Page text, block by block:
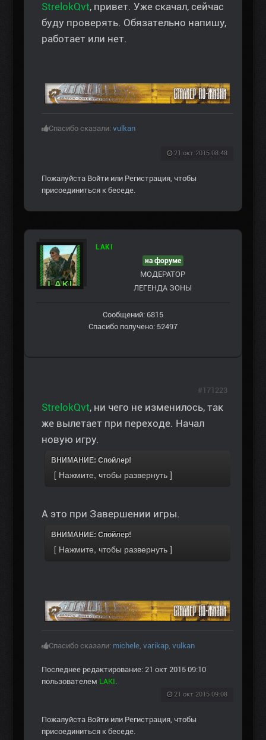
StrelokQvt, привет. Уже скачал, сейчас
буду проверять. Обязательно напишу,
работает или нет.
Спасибо сказали: vulkan
21 окт 2015 08:48
Пожалуйста Войти или Регистрация, чтобы
присоединиться к беседе.
LAKI
на форуме
МОДЕРАТОР
ЛЕГЕНДА ЗОНЫ
Сообщений: 6815
Спасибо получено: 52497
StrelokQvt, ни чего не изменилось, так
же вылетает при переходе. Начал
новую игру.
ВНИМАНИЕ: Спойлер!
А это при Завершении игры.
ВНИМАНИЕ: Спойлер!
Спасибо сказали: michele varikap vulkan
Последнее редактирование: 21 окт 2015 09:10
пользователем LAKI
21 окт 2015 09:08
#171223
Пожалуйста Войти или Регистрация , чтобы
присоединиться к беседе.